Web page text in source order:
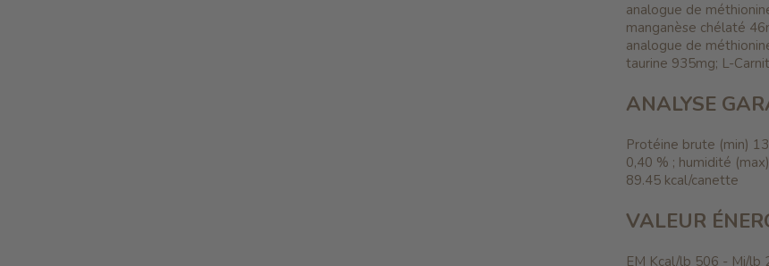
analogue de
manganèse chélaté
analogue de
taurine 935mg; L-
ANALYSE
Protéine brute (min)
0,40 % ; humidité
89.45 kcal/canette
VALEUR
EM Kcal/lb 506 - Mj/lb